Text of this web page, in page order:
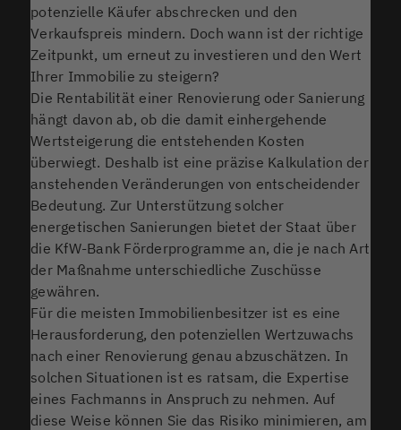
potenzielle Käufer abschrecken und den
Verkaufspreis mindern. Doch wann ist der richtige
Zeitpunkt, um erneut zu investieren und den Wert
Ihrer Immobilie zu steigern?
Die Rentabilität einer Renovierung oder Sanierung
hängt davon ab, ob die damit einhergehende
Wertsteigerung die entstehenden Kosten
überwiegt. Deshalb ist eine präzise Kalkulation der
anstehenden Veränderungen von entscheidender
Bedeutung. Zur Unterstützung solcher
energetischen Sanierungen bietet der Staat über
die KfW-Bank Förderprogramme an, die je nach Art
der Maßnahme unterschiedliche Zuschüsse
gewähren.
Für die meisten Immobilienbesitzer ist es eine
Herausforderung, den potenziellen Wertzuwachs
nach einer Renovierung genau abzuschätzen. In
solchen Situationen ist es ratsam, die Expertise
eines Fachmanns in Anspruch zu nehmen. Auf
diese Weise können Sie das Risiko minimieren, am